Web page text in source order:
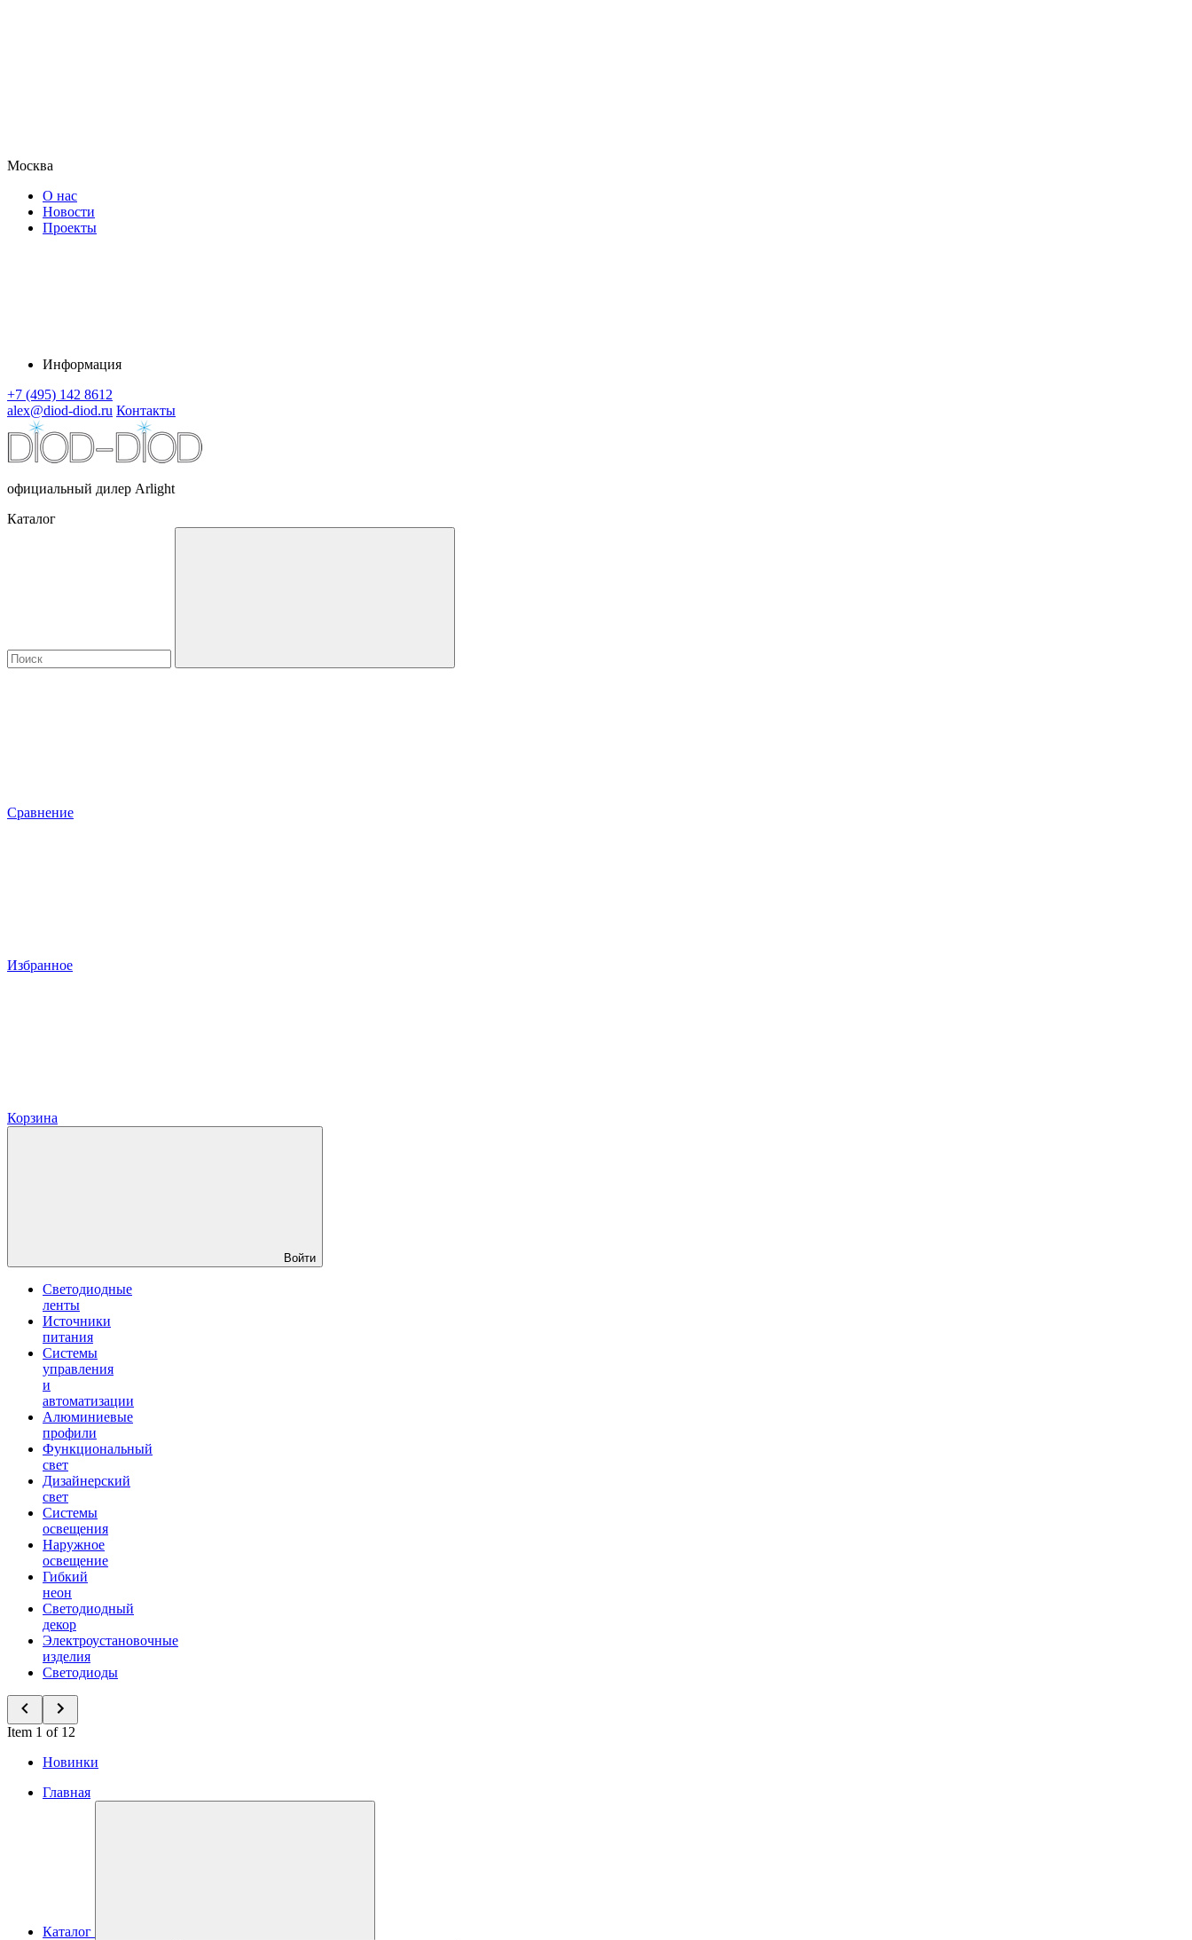
Москва
О нас
Новости
Проекты
Информация
+7 (495) 142 8612
alex@diod-diod.ru Контакты
официальный дилер Arlight
Каталог
Сравнение
Избранное
Корзина
Войти
Светодиодные
ленты
Источники
питания
Системы
управления
и
автоматизации
Алюминиевые
профили
Функциональный
свет
Дизайнерский
свет
Системы
освещения
Наружное
освещение
Гибкий
неон
Светодиодный
декор
Электроустановочные
изделия
Светодиоды
Item 1 of 12
Новинки
Главная
Каталог